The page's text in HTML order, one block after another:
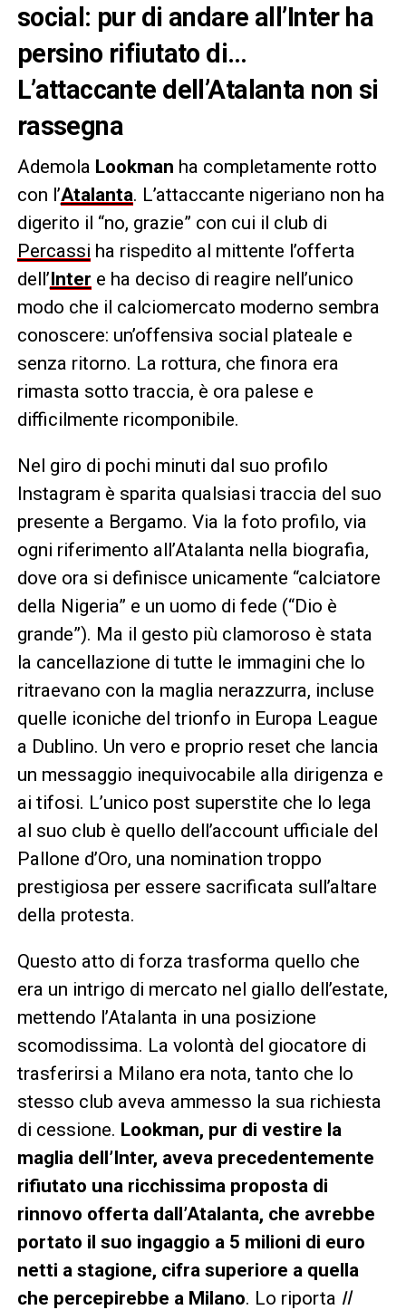
social: pur di andare all’Inter ha
persino rifiutato di…
L’attaccante dell’Atalanta non si
rassegna
Ademola Lookman ha completamente rotto
con l’Atalanta. L’attaccante nigeriano non ha
digerito il “no, grazie” con cui il club di
Percassi ha rispedito al mittente l’offerta
dell’Inter e ha deciso di reagire nell’unico
modo che il calciomercato moderno sembra
conoscere: un’offensiva social plateale e
senza ritorno. La rottura, che finora era
rimasta sotto traccia, è ora palese e
difficilmente ricomponibile.
Nel giro di pochi minuti dal suo profilo
Instagram è sparita qualsiasi traccia del suo
presente a Bergamo. Via la foto profilo, via
ogni riferimento all’Atalanta nella biografia,
dove ora si definisce unicamente “calciatore
della Nigeria” e un uomo di fede (“Dio è
grande”). Ma il gesto più clamoroso è stata
la cancellazione di tutte le immagini che lo
ritraevano con la maglia nerazzurra, incluse
quelle iconiche del trionfo in Europa League
a Dublino. Un vero e proprio reset che lancia
un messaggio inequivocabile alla dirigenza e
ai tifosi. L’unico post superstite che lo lega
al suo club è quello dell’account ufficiale del
Pallone d’Oro, una nomination troppo
prestigiosa per essere sacrificata sull’altare
della protesta.
Questo atto di forza trasforma quello che
era un intrigo di mercato nel giallo dell’estate,
mettendo l’Atalanta in una posizione
scomodissima. La volontà del giocatore di
trasferirsi a Milano era nota, tanto che lo
stesso club aveva ammesso la sua richiesta
di cessione. Lookman, pur di vestire la
maglia dell’Inter, aveva precedentemente
rifiutato una ricchissima proposta di
rinnovo offerta dall’Atalanta, che avrebbe
portato il suo ingaggio a 5 milioni di euro
netti a stagione, cifra superiore a quella
che percepirebbe a Milano. Lo riporta Il